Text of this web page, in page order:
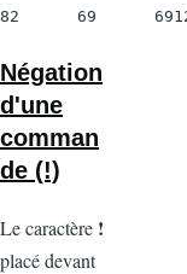
82      69
Négation
d'une
comman
de (!)
Le caractère !
placé devant